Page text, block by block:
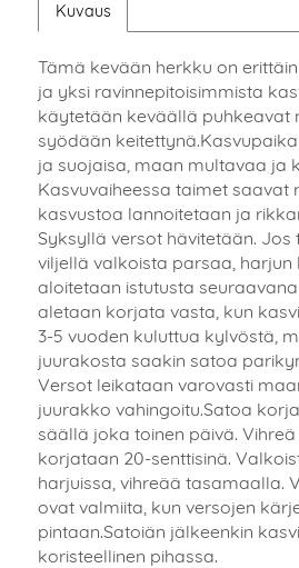
Kuvaus
Tämä kevään herkku on
ja yksi ravinnepitoisimmista
käytetään keväällä puhkeavat
syödään
ja suojaisa, maan multavaa ja
Kasvuvaiheessa taimet saavat
kasvustoa lannoitetaan ja
Syksyllä versot hävitetään. Jos
viljellä valkoista parsaa, harjun
aloitetaan istutusta
aletaan korjata vasta, kun
3-5 vuoden kuluttua kylvöstä,
juurakosta saakin satoa
Versot leikataan varovasti
juurakko vahingoitu.Satoa
säällä joka toinen päivä.
korjataan 20-senttisinä.
harjuissa, vihreää tasamaalla.
ovat valmiita, kun versojen
pintaan.Satoiän jälkeenkin
koristeellinen pihassa.